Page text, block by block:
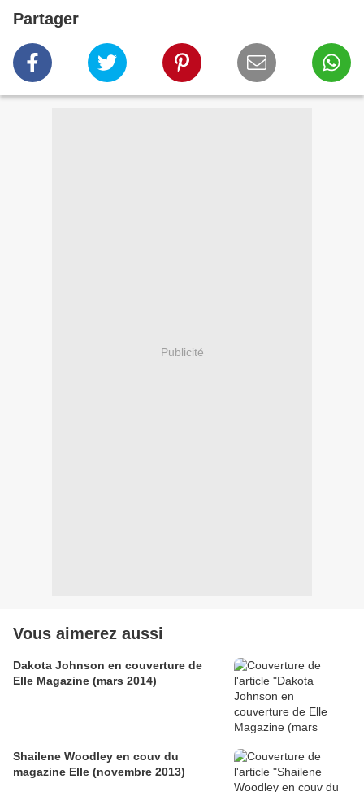
Partager
Publicité
Vous aimerez aussi
Dakota Johnson en couverture de
Elle Magazine (mars 2014)
Shailene Woodley en couv du
magazine Elle (novembre 2013)